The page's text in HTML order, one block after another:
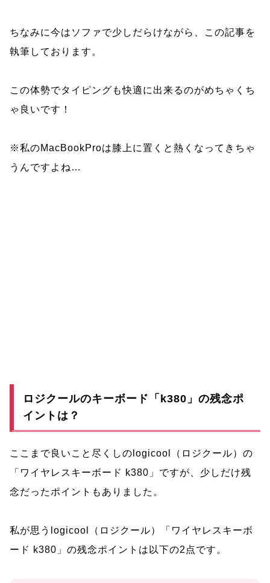
ちなみに今はソファで少しだらけながら、この記事を
執筆しております。
この体勢でタイピングも快適に出来るのがめちゃくち
ゃ良いです！
※私のMacBookProは膝上に置くと熱くなってきちゃ
うんですよね…
ロジクールのキーボード「k380」の残念ポ
イントは？
ここまで良いこと尽くしのlogicool（ロジクール）の
「ワイヤレスキーボード k380」ですが、少しだけ残
念だったポイントもありました。
私が思うlogicool（ロジクール）「ワイヤレスキーボ
ード k380」の残念ポイントは以下の2点です。